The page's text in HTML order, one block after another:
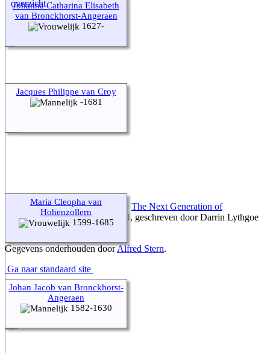
Johanna Catharina Elisabeth
van Bronckhorst-Angeraen
1627-
Jacques Philippe van Croy
-1681
Maria Cleopha van
Hohenzollern
1599-1685
Johan Jacob van Bronckhorst-
Angeraen
1582-1630
Deze site werd aangemaakt door The Next Generation of
Genealogy Sitebuilding v. 15.0.4, geschreven door Darrin Lythgoe
© 2001-2026.
Gegevens onderhouden doorAlfred Stern.
Ga naar standaard site